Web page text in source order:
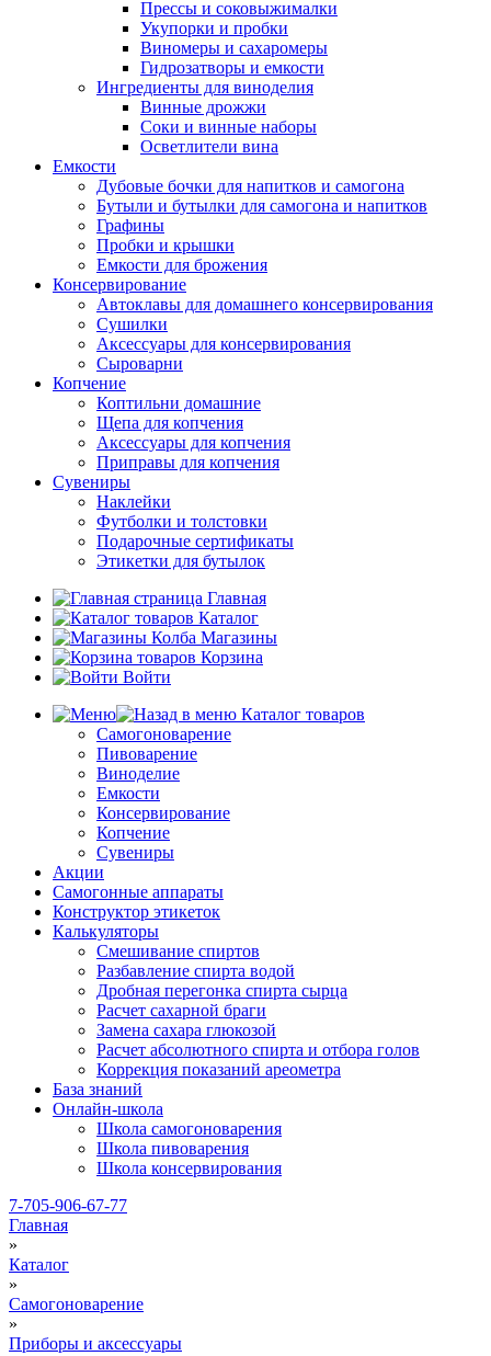
Прессы и соковыжималки
Укупорки и пробки
Виномеры и сахаромеры
Гидрозатворы и емкости
Ингредиенты для виноделия
Винные дрожжи
Соки и винные наборы
Осветлители вина
Емкости
Дубовые бочки для напитков и самогона
Бутыли и бутылки для самогона и напитков
Графины
Пробки и крышки
Емкости для брожения
Консервирование
Автоклавы для домашнего консервирования
Сушилки
Аксессуары для консервирования
Сыроварни
Копчение
Коптильни домашние
Щепа для копчения
Аксессуары для копчения
Приправы для копчения
Сувениры
Наклейки
Футболки и толстовки
Подарочные сертификаты
Этикетки для бутылок
Главная
Каталог
Магазины
Корзина
Войти
Каталог товаров
Самогоноварение
Пивоварение
Виноделие
Емкости
Консервирование
Копчение
Сувениры
Акции
Самогонные аппараты
Конструктор этикеток
Калькуляторы
Cмешивание спиртов
Разбавление спирта водой
Дробная перегонка спирта сырца
Расчет сахарной браги
Замена сахара глюкозой
Расчет абсолютного спирта и отбора голов
Коррекция показаний ареометра
База знаний
Онлайн-школа
Школа самогоноварения
Школа пивоварения
Школа консервирования
7-705-906-67-77
Главная
»
Каталог
»
Самогоноварение
»
Приборы и аксессуары